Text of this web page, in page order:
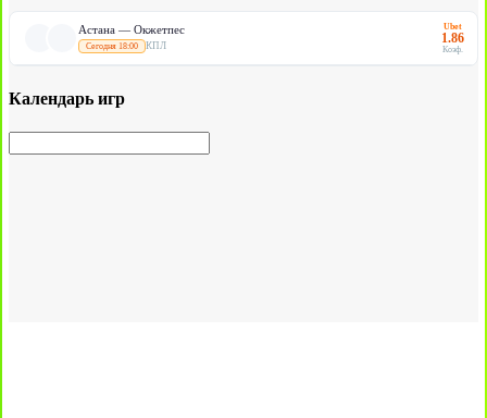
Астана — Окжетпес
Сегодня 18:00 КПЛ
Ubet
1.86
Коэф.
Календарь игр